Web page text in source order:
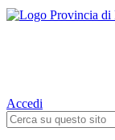
Accedi